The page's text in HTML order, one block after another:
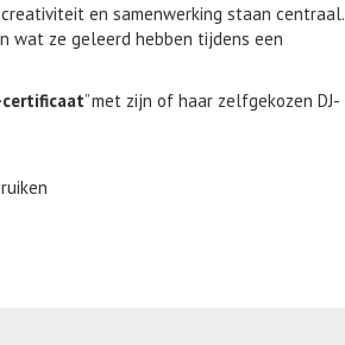
en samenwerking staan centraal.
wat ze geleerd hebben tijdens een
certificaat” met zijn of haar zelfgekozen DJ-